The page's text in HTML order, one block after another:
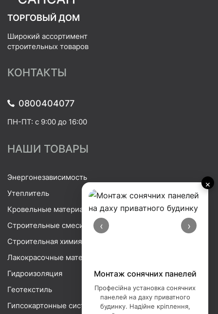
×
‹ ›
Монтаж сонячних панелей
Професійна установка сонячних
панелей на даху приватного
будинку. Надійне кріплення,
ТОРГОВЫЙ ДОМ
Широкий ассортимент
строительных товаров
КОНТАКТЫ
0800404077
ПН-ПТ: с 9:00 до 16:00
НАШИ ТОВАРЫ
Энергонезависимость
Утеплитель
Кровельные материалы
Строительные смеси
Строительная химия
Лакокрасочные материалы
Гидроизоляция
Геотекстиль
Гипсокартонные системы